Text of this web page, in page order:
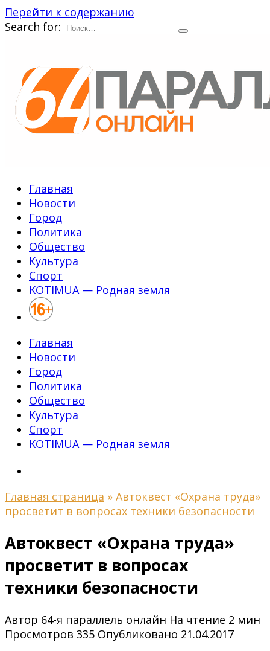
Перейти к содержанию
Search for:
Главная
Новости
Город
Политика
Общество
Культура
Спорт
KOTIMUA — Родная земля
Главная
Новости
Город
Политика
Общество
Культура
Спорт
KOTIMUA — Родная земля
Главная страница » Автоквест «Охрана труда»
просветит в вопросах техники безопасности
Автоквест «Охрана труда»
просветит в вопросах
техники безопасности
Автор 64-я параллель онлайн На чтение 2 мин
Просмотров 335 Опубликовано 21.04.2017